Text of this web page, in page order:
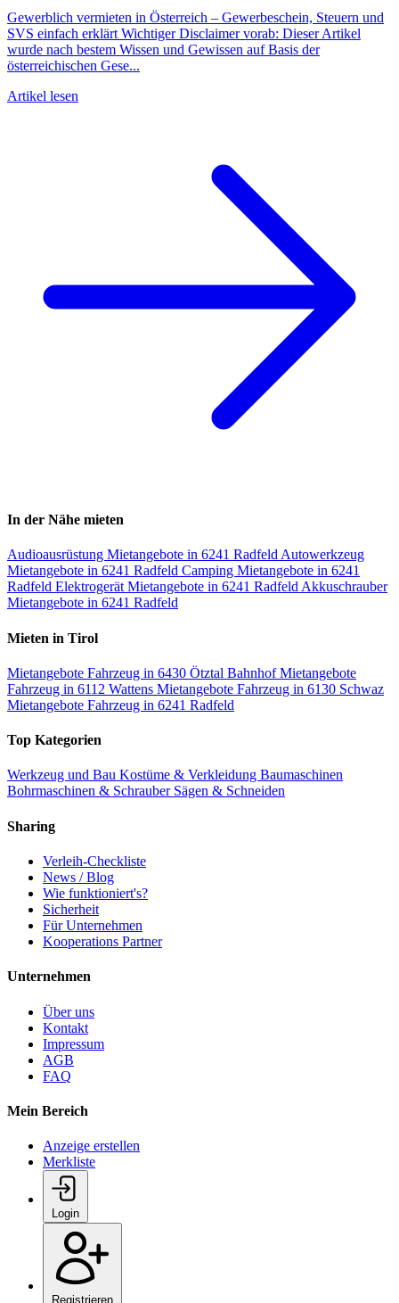
Gewerblich vermieten in Österreich – Gewerbeschein, Steuern und
SVS einfach erklärt Wichtiger Disclaimer vorab: Dieser Artikel
wurde nach bestem Wissen und Gewissen auf Basis der
österreichischen Gese...
Artikel lesen
In der Nähe mieten
Audioausrüstung Mietangebote in 6241 RadfeldAutowerkzeug
Mietangebote in 6241 Radfeld Camping Mietangebote in 6241
Radfeld Elektrogerät Mietangebote in 6241 RadfeldAkkuschrauber
Mietangebote in 6241 Radfeld
Mieten in Tirol
Mietangebote Fahrzeug in 6430 Ötztal BahnhofMietangebote
Fahrzeug in 6112 Wattens Mietangebote Fahrzeug in 6130 Schwaz
Mietangebote Fahrzeug in 6241 Radfeld
Top Kategorien
Werkzeug und Bau Kostüme & Verkleidung Baumaschinen
Bohrmaschinen & Schrauber Sägen & Schneiden
Sharing
Verleih-Checkliste
News / Blog
Wie funktioniert's?
Sicherheit
Für Unternehmen
Kooperations Partner
Unternehmen
Über uns
Kontakt
Impressum
AGB
FAQ
Mein Bereich
Anzeige erstellen
Merkliste
Login
Registrieren